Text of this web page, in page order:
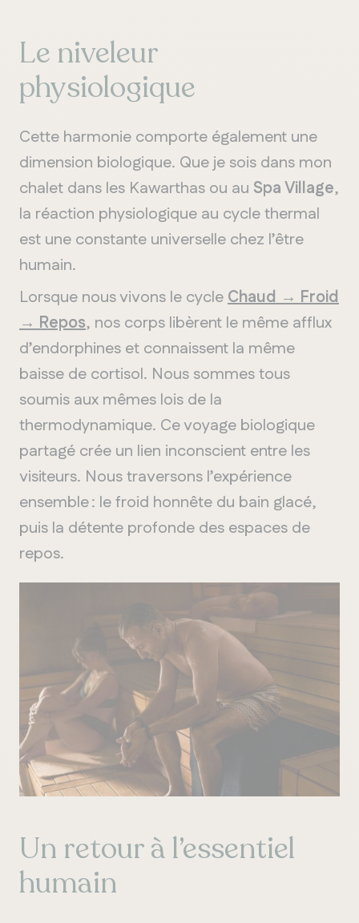
Le niveleur
physiologique
Cette harmonie comporte également une
dimension biologique. Que je sois dans mon
chalet dans les Kawarthas ou au Spa Village,
la réaction physiologique au cycle thermal
est une constante universelle chez l’être
humain.
Lorsque nous vivons le cycleChaud → Froid
→ Repos, nos corps libèrent le même afflux
d’endorphines et connaissent la même
baisse de cortisol. Nous sommes tous
soumis aux mêmes lois de la
thermodynamique. Ce voyage biologique
partagé crée un lien inconscient entre les
visiteurs. Nous traversons l’expérience
ensemble : le froid honnête du bain glacé,
puis la détente profonde des espaces de
repos.
Un retour à l’essentiel
humain